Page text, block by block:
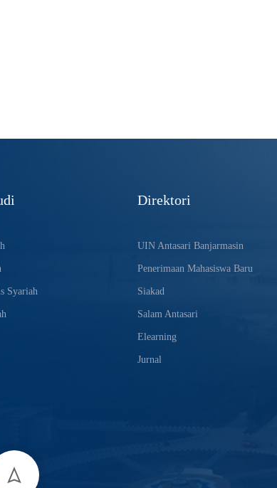
Syariah
Direktori
UIN Antasari Banjarmasin
Penerimaan Mahasiswa Baru
Siakad
Salam Antasari
Elearning
Jurnal